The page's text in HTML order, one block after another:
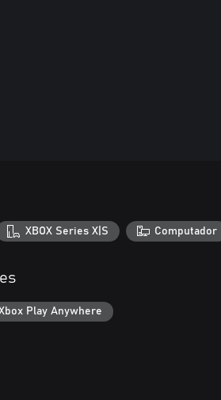
XBOX Series X|S Computador
Play Anywhere